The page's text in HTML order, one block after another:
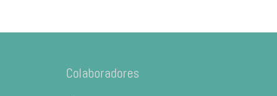
Colaboradores